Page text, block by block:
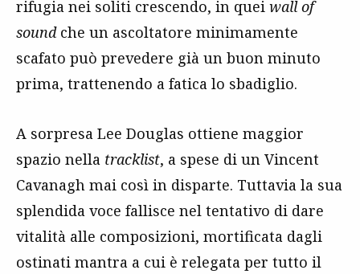
rifugia nei soliti crescendo, in quei wall of
soundche un ascoltatore minimamente
scafato può prevedere già un buon minuto
prima, trattenendo a fatica lo sbadiglio.
A sorpresa Lee Douglas ottiene maggior
spazio nella tracklist, a spese di un Vincent
Cavanagh mai così in disparte. Tuttavia la sua
splendida voce fallisce nel tentativo di dare
vitalità alle composizioni, mortificata dagli
ostinati mantra a cui è relegata per tutto il